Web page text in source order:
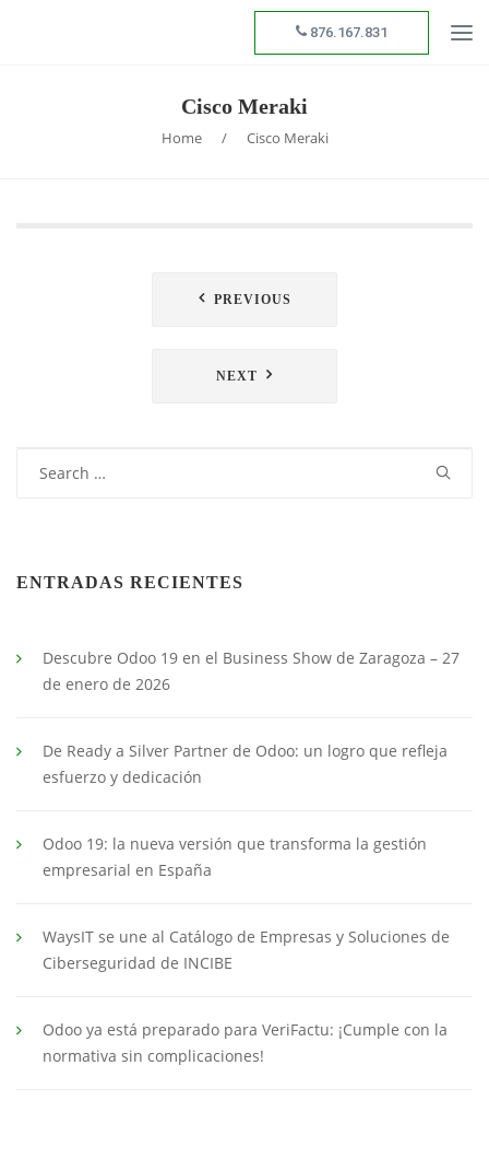
876.167.831
Cisco Meraki
Home / Cisco Meraki
PREVIOUS
NEXT
for:
ENTRADAS RECIENTES
Descubre Odoo 19 en el Business Show de Zaragoza – 27
de enero de 2026
De Ready a Silver Partner de Odoo: un logro que refleja
esfuerzo y dedicación
Odoo 19: la nueva versión que transforma la gestión
empresarial en España
WaysIT se une al Catálogo de Empresas y Soluciones de
Ciberseguridad de INCIBE
Odoo ya está preparado para VeriFactu: ¡Cumple con la
normativa sin complicaciones!